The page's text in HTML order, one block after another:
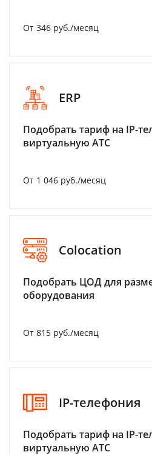
От 346 руб./месяц
ERP
Подобрать тариф на IP-
виртуальную АТС
От 1 046 руб./месяц
Colocation
Подобрать ЦОД для
оборудования
От 815 руб./месяц
IP-телефония
Подобрать тариф на IP-
виртуальную АТС